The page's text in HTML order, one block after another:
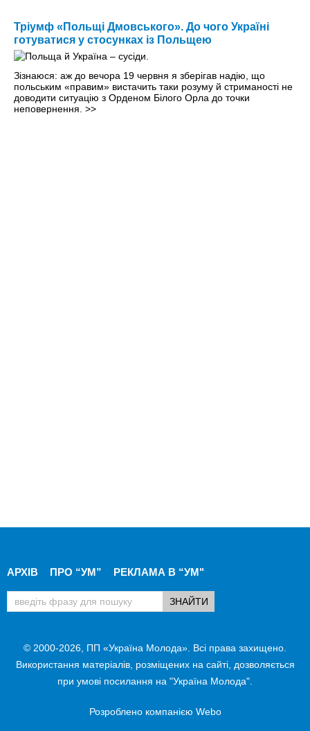
Тріумф «Польщі Дмовського». До чого Україні
готуватися у стосунках із Польщею
Зізнаюся: аж до вечора 19 червня я зберігав надію, що
польським «правим» вистачить таки розуму й стриманості не
доводити ситуацію з Орденом Білого Орла до точки
неповернення. >>
АРХІВ ПРО “УМ” РЕКЛАМА В “УМ"
© 2000-2026, ПП «Україна Молода». Всі права захищено.
Використання матеріалів, розміщених на сайті, дозволяється
при умові посилання на "Україна Молода".
Розроблено компанією Webo